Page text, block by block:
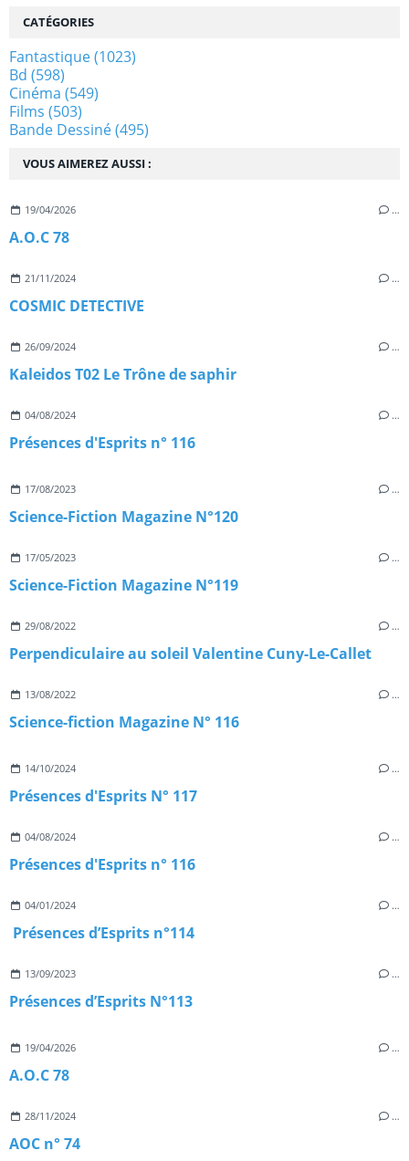
VOUS AIMEREZ AUSSI :
19/04/2026 …
A.O.C 78
21/11/2024 …
COSMIC DETECTIVE
26/09/2024 …
Kaleidos T02 Le Trône de saphir
04/08/2024 …
Présences d'Esprits n° 116
17/08/2023 …
Science-Fiction Magazine N°120
17/05/2023 …
Science-Fiction Magazine N°119
29/08/2022 …
Perpendiculaire au soleil Valentine Cuny-Le-Callet
13/08/2022 …
Science-fiction Magazine N° 116
14/10/2024 …
Présences d'Esprits N° 117
04/08/2024 …
Présences d'Esprits n° 116
04/01/2024 …
Présences d’Esprits n°114
13/09/2023 …
Présences d’Esprits N°113
19/04/2026 …
A.O.C 78
28/11/2024 …
AOC n° 74
CATÉGORIES
Fantastique(1023)
Bd (598)
Cinéma (549)
Films (503)
Bande Dessiné(495)